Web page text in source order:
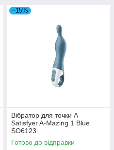
–15%
Вібратор для точки А
Satisfyer A-Mazing 1 Blue
SO6123
Готово до відправки